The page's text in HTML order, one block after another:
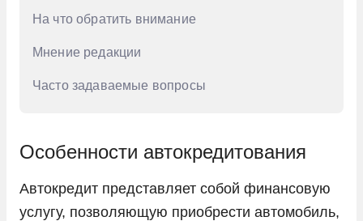
Jac
Jaecoo
Jetour
Land Rover
На что обратить внимание
Мнение редакции
Часто задаваемые вопросы
Особенности автокредитования
Автокредит представляет собой финансовую
услугу, позволяющую приобрести автомобиль,